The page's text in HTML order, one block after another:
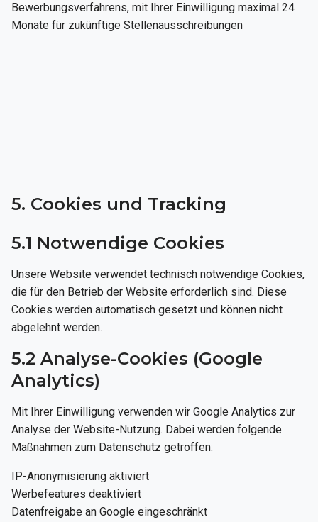
Bewerbungsverfahrens, mit Ihrer Einwilligung maximal 24
Monate für zukünftige Stellenausschreibungen
5. Cookies und Tracking
5.1 Notwendige Cookies
Unsere Website verwendet technisch notwendige Cookies,
die für den Betrieb der Website erforderlich sind. Diese
Cookies werden automatisch gesetzt und können nicht
abgelehnt werden.
5.2 Analyse-Cookies (Google
Analytics)
Mit Ihrer Einwilligung verwenden wir Google Analytics zur
Analyse der Website-Nutzung. Dabei werden folgende
Maßnahmen zum Datenschutz getroffen:
IP-Anonymisierung aktiviert
Werbefeatures deaktiviert
Datenfreigabe an Google eingeschränkt